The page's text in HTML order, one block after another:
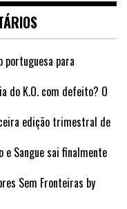
portuguesa para
do K.O. com defeito? O
edição trimestral de
e Sangue sai finalmente
Sem Fronteiras by